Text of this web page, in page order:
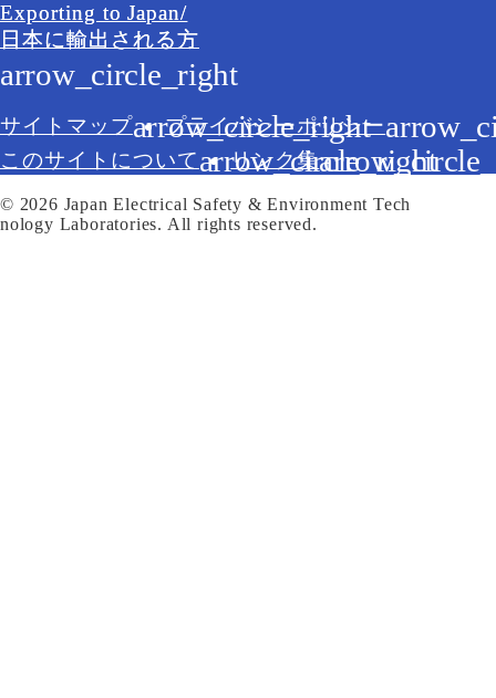
Exporting to Japan/
日本に輸出される方
サイトマップ
プライバシーポリシー
このサイトについて
リンク集
© 2026 Japan Electrical Safety & Environment Tech
nology Laboratories. All rights reserved.